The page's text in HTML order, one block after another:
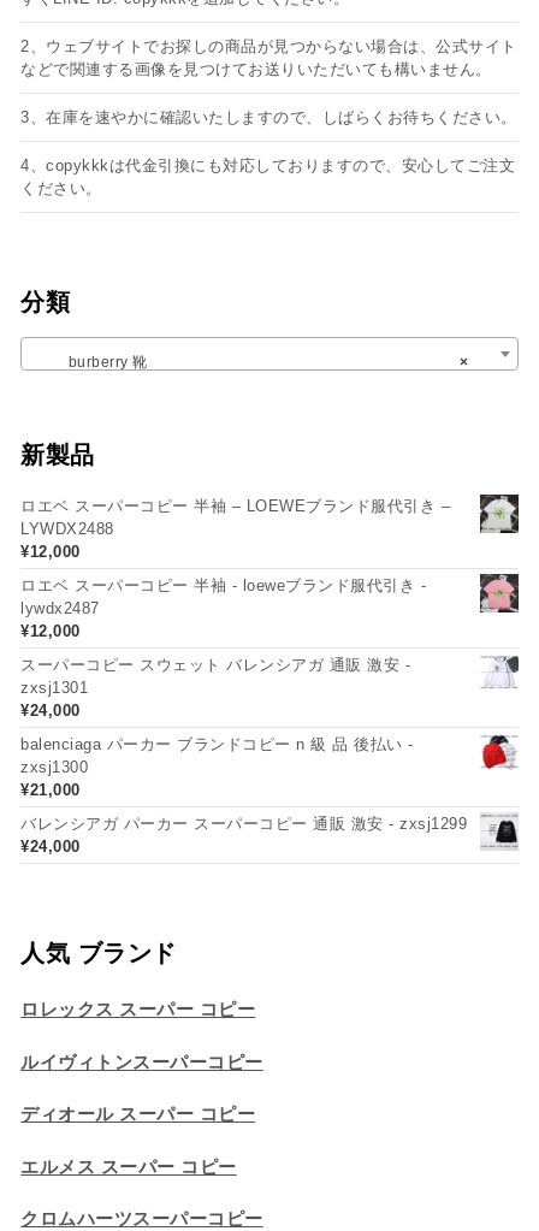
2、ウェブサイトでお探しの商品が見つからない場合は、公式サイト
などで関連する画像を見つけてお送りいただいても構いません。
3、在庫を速やかに確認いたしますので、しばらくお待ちください。
4、copykkkは代金引換にも対応しておりますので、安心してご注文
ください。
分類
×
burberry 靴
新製品
ロエベ スーパーコピー 半袖 – LOEWEブランド服代引き –
LYWDX2488
¥12,000
ロエベ スーパーコピー 半袖 - loeweブランド服代引き -
lywdx2487
¥12,000
スーパーコピー スウェット バレンシアガ 通販 激安 -
zxsj1301
¥24,000
balenciaga パーカー ブランドコピー n 級 品 後払い -
zxsj1300
¥21,000
バレンシアガ パーカー スーパーコピー 通販 激安 - zxsj1299
¥24,000
人気 ブランド
ロレックス スーパー コピー
ルイヴィトンスーパーコピー
ディオール スーパー コピー
エルメス スーパー コピー
クロムハーツスーパーコピー